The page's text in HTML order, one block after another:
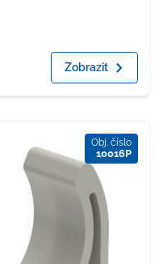
Zobrazit
Obj. číslo
10016P